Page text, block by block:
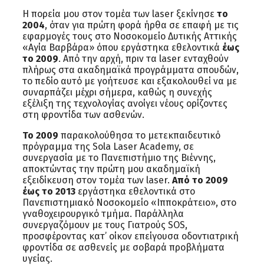
Η πορεία μου στον τομέα των laser ξεκίνησε το
2004, όταν για πρώτη φορά ήρθα σε επαφή με τις
εφαρμογές τους στο Νοσοκομείο Δυτικής Αττικής
«Αγία Βαρβάρα» όπου εργάστηκα εθελοντικά έως
το 2009. Από την αρχή, πριν τα laser ενταχθούν
πλήρως στα ακαδημαϊκά προγράμματα σπουδών,
το πεδίο αυτό με γοήτευσε και εξακολουθεί να με
συναρπάζει μέχρι σήμερα, καθώς η συνεχής
εξέλιξη της τεχνολογίας ανοίγει νέους ορίζοντες
στη φροντίδα των ασθενών.
Το 2009 παρακολούθησα το μετεκπαιδευτικό
πρόγραμμα της Sola Laser Academy, σε
συνεργασία με το Πανεπιστήμιο της Βιέννης,
αποκτώντας την πρώτη μου ακαδημαϊκή
εξειδίκευση στον τομέα των laser. Από το 2009
έως το 2013 εργάστηκα εθελοντικά στο
Πανεπιστημιακό Νοσοκομείο «Ιπποκράτειο», στο
γναθοχειρουργικό τμήμα. Παράλληλα
συνεργαζόμουν με τους Γιατρούς SOS,
προσφέροντας κατ’ οίκον επείγουσα οδοντιατρική
φροντίδα σε ασθενείς με σοβαρά προβλήματα
υγείας.